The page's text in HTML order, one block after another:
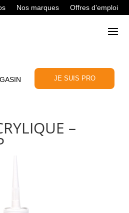
Nos marques Offres d’emploi
JE SUIS PRO
–